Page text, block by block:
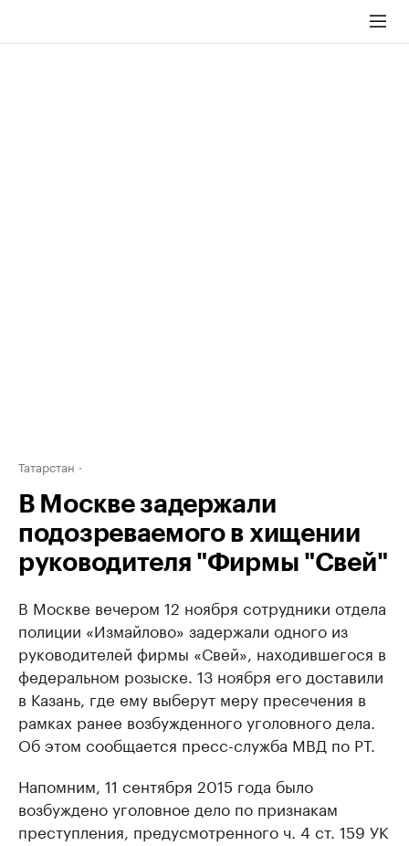
Татарстан
В Москве задержали
подозреваемого в хищении
руководителя "Фирмы "Свей"
В Москве вечером 12 ноября сотрудники отдела
полиции «Измайлово» задержали одного из
руководителей фирмы «Свей», находившегося в
федеральном розыске. 13 ноября его доставили
в Казань, где ему выберут меру пресечения в
рамках ранее возбужденного уголовного дела.
Об этом сообщается пресс-служба МВД по РТ.
Напомним, 11 сентября 2015 года было
возбуждено уголовное дело по признакам
преступления, предусмотренного ч. 4 ст. 159 УК